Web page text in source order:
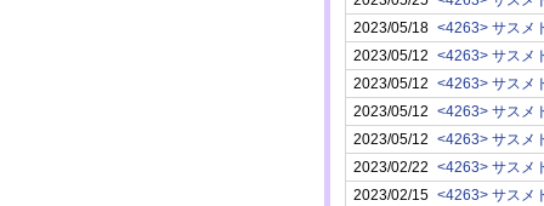
2023/05/18 <4263> サスメ
2023/05/12 <4263> サスメ
2023/05/12 <4263> サスメ
2023/05/12 <4263> サスメ
2023/05/12 <4263> サスメ
2023/02/22 <4263> サスメ
2023/02/15 <4263> サスメ